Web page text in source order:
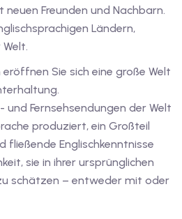
Freunden und Nachbarn.
Ländern,
Sie sich eine große Welt
und Fernsehsendungen der Welt
produziert, ein Großteil
fließende Englischkenntnisse
sie in ihrer ursprünglichen
schätzen – entweder mit oder